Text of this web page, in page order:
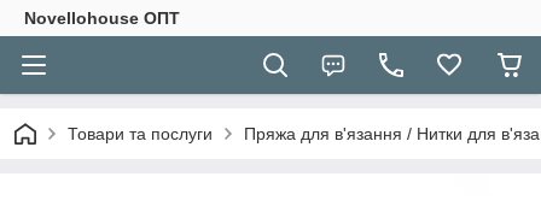
Novellohouse ОПТ
Товари та послуги Пряжа для в'язання / Нитки для